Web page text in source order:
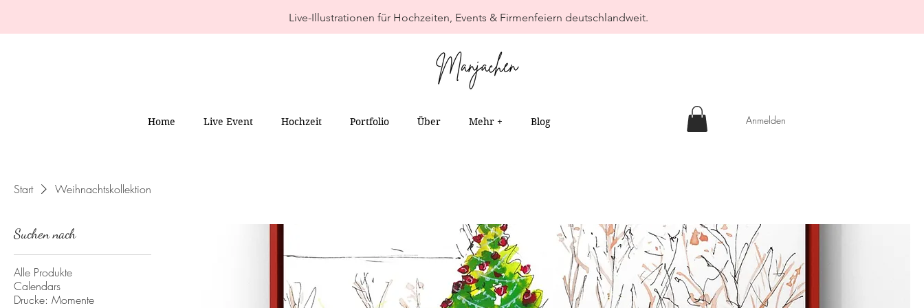
Live-Illustrationen für Hochzeiten, Events & Firmenfeiern deutschlandweit.
Home Live Event Hochzeit Portfolio Über Mehr + Blog Anmelden
Start Weihnachtskollektion
Suchen nach
Alle Produkte
Calendars
Drucke: Momente